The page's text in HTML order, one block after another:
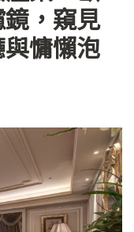
，窺見
慵懶泡